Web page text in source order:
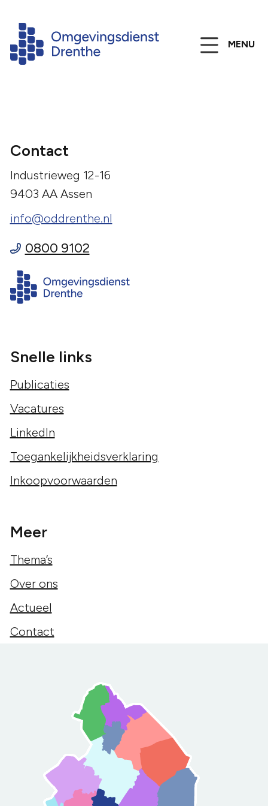
MENU
Contact
Industrieweg 12-16
9403 AA Assen
info@oddrenthe.nl
0800 9102
Snelle links
Publicaties
Vacatures
LinkedIn
Toegankelijkheidsverklaring
Inkoopvoorwaarden
Meer
Thema’s
Over ons
Actueel
Contact